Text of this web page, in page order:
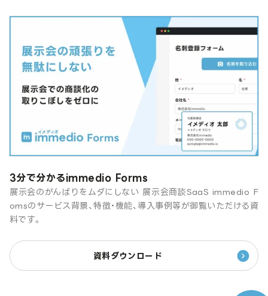
3分で分かるimmedio Forms
展示会のがんばりをムダにしない 展示会商談SaaS immedio F
omsのサービス背景、特徴・機能、導入事例等が御覧いただける資
料です。
資料ダウンロード